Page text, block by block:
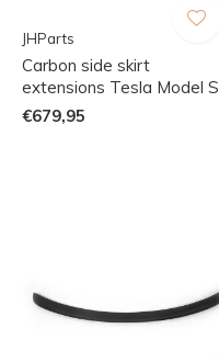
JHParts
Carbon side skirt
extensions Tesla Model S
€679,95